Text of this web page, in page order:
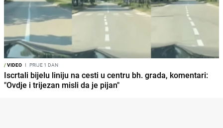
/VIDEO I PRIJE 1 DAN
Iscrtali bijelu liniju na cesti u centru bh. grada, komentari:
"Ovdje i trijezan misli da je pijan"